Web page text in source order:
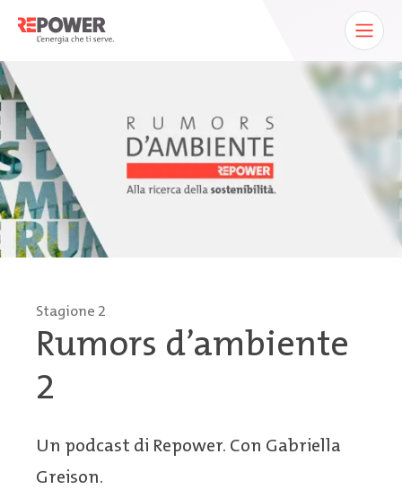
Stagione 2
Rumors d’ambiente
2
Un podcast di Repower. Con Gabriella
Greison.